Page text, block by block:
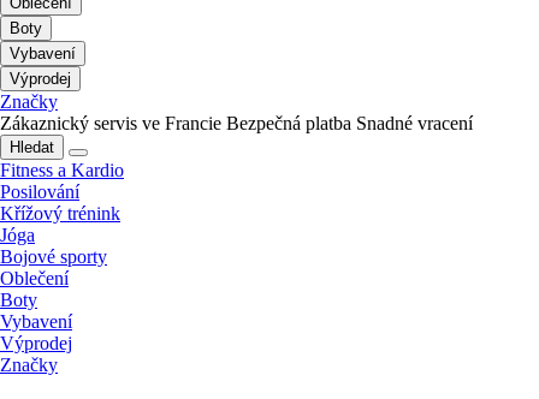
Boty
Vybavení
Výprodej
Značky
Zákaznický servis ve Francie Bezpečná platba Snadné vracení
Hledat
Fitness a Kardio
Posilování
Křížový trénink
Jóga
Bojové sporty
Oblečení
Boty
Vybavení
Výprodej
Značky